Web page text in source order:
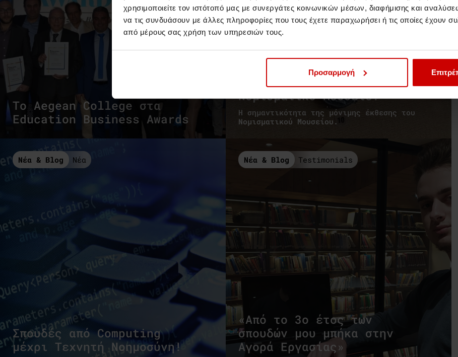
χρησιμοποιείτε τον ιστότοπό μας με συνεργάτες κοινωνικών μέσων, διαφήμισης και
να τις συνδυάσουν με άλλες πληροφορίες που τους έχετε παραχωρήσει ή τις οποίες έχουν
από μέρους σας χρήση των υπηρεσιών τους.
Προσαρμογή
To Αegean College στα
Education Business Awards
Φοιτητές του Τμήματος
Business και Tourism
επισκέφτηκαν το
Νομισματικό Μουσείο!
Η σημαντικότητα της μόνιμης έκθεσης του
Νομισματικού Μουσείου.
Νέα & Blog Νέα
Σπουδές από Computing
μέχρι Τεχνητή Νοημοσύνη!
Νέα & Blog Testimonials
«Από το 3ο έτος των
σπουδών μου μπήκα στην
Αγορά Εργασίας»